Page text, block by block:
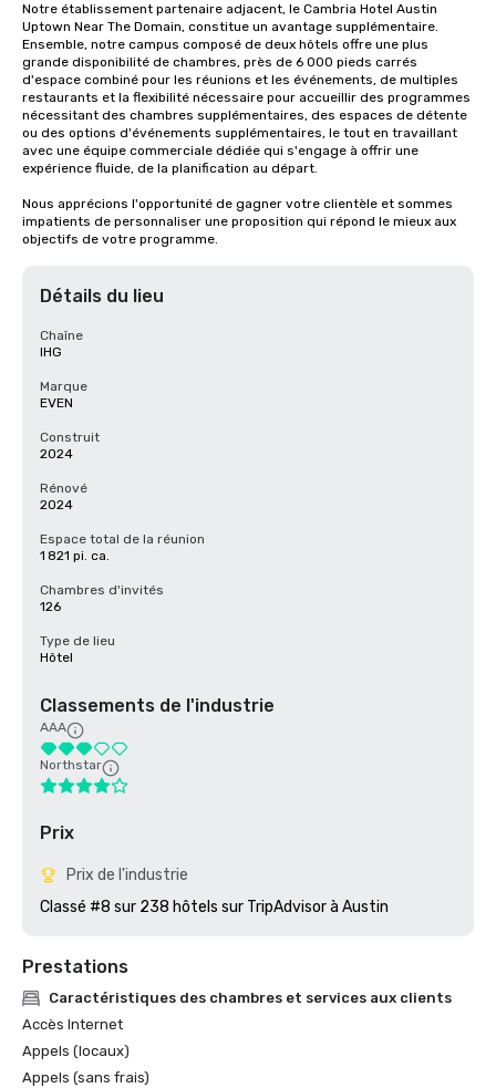
Notre établissement partenaire adjacent, le Cambria Hotel Austin
Uptown Near The Domain, constitue un avantage supplémentaire.
Ensemble, notre campus composé de deux hôtels offre une plus
grande disponibilité de chambres, près de 6 000 pieds carrés
d'espace combiné pour les réunions et les événements, de multiples
restaurants et la flexibilité nécessaire pour accueillir des programmes
nécessitant des chambres supplémentaires, des espaces de détente
ou des options d'événements supplémentaires, le tout en travaillant
avec une équipe commerciale dédiée qui s'engage à offrir une
expérience fluide, de la planification au départ.
Nous apprécions l'opportunité de gagner votre clientèle et sommes
impatients de personnaliser une proposition qui répond le mieux aux
objectifs de votre programme.
Détails du lieu
Chaîne
IHG
Marque
EVEN
Construit
2024
Rénové
2024
Espace total de la réunion
1 821 pi. ca.
Chambres d'invités
126
Type de lieu
Hôtel
Classements de l'industrie
AAA
Northstar
Prix
Prix de l'industrie
Classé #8 sur 238 hôtels sur TripAdvisor à Austin
Prestations
Caractéristiques des chambres et services aux clients
Accès Internet
Appels (locaux)
Appels (sans frais)